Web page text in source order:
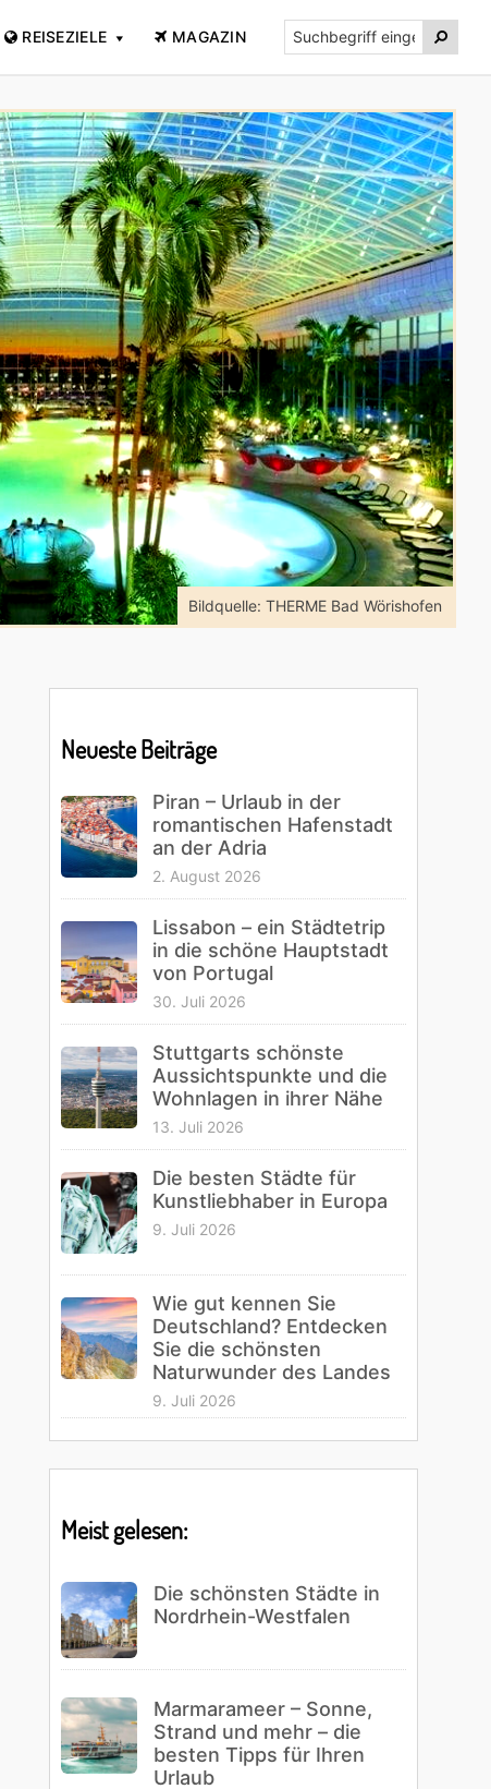
REISEZIELE MAGAZIN
Suchbegriff
eingeben...

Bildquelle: THERME Bad Wörishofen
Sidebar
Neueste Beiträge
Piran – Urlaub in der
romantischen Hafenstadt
an der Adria
2. August 2026
Lissabon – ein Städtetrip
in die schöne Hauptstadt
von Portugal
30. Juli 2026
Stuttgarts schönste
Aussichtspunkte und die
Wohnlagen in ihrer Nähe
13. Juli 2026
Die besten Städte für
Kunstliebhaber in Europa
9. Juli 2026
Wie gut kennen Sie
Deutschland? Entdecken
Sie die schönsten
Naturwunder des Landes
9. Juli 2026
Meist gelesen:
Die schönsten Städte in
Nordrhein-Westfalen
Marmarameer – Sonne,
Strand und mehr – die
besten Tipps für Ihren
Urlaub